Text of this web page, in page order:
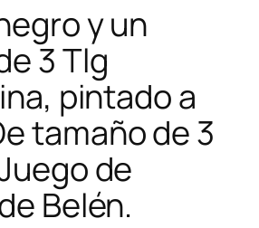
y un
3 Tlg
pintado a
tamaño de 3
de
Belén.